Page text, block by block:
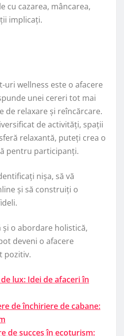
cu cazarea, mâncarea,
implicați.
uri wellness este o afacere
unei cereri tot mai
de relaxare și reîncărcare.
de activități, spații
relaxantă, puteți crea o
pentru participanți.
nișa, să vă
și să construiți o
o abordare holistică,
deveni o afacere
pozitiv.
lux: Idei de afaceri în
de închiriere de cabane:
de succes în ecoturism: